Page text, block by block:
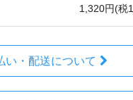
1,320円(税
い・配送について